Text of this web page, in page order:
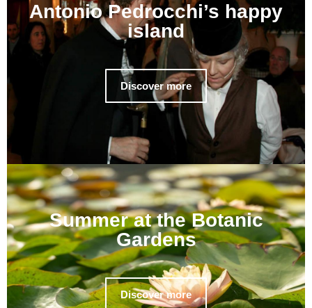
Antonio Pedrocchi’s happy
island
Discover more
Summer at the Botanic
Gardens
Discover more